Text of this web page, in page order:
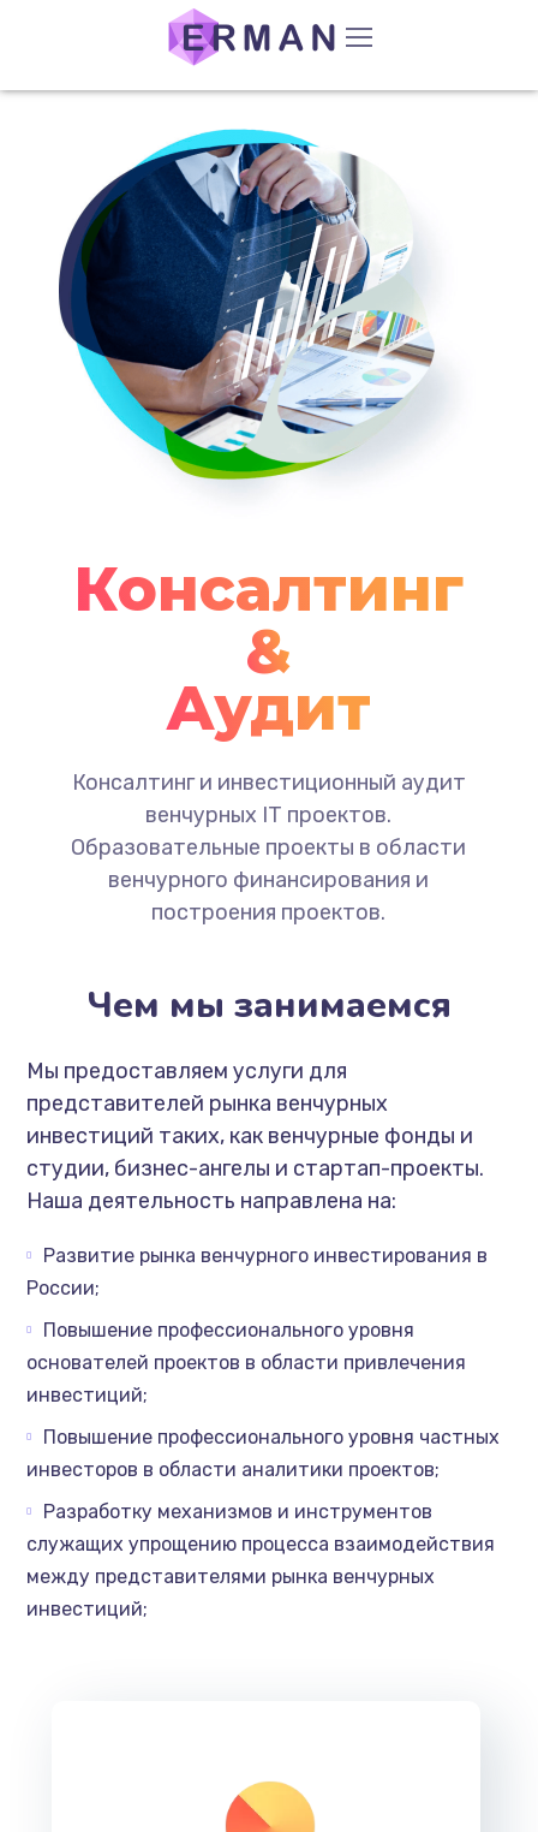
Консалтинг
&
Аудит
Консалтинг и инвестиционный аудит
венчурных IT проектов.
Образовательные проекты в области
венчурного финансирования и
построения проектов.
Чем мы занимаемся
Мы предоставляем услуги для
представителей рынка венчурных
инвестиций таких, как венчурные фонды и
студии, бизнес-ангелы и стартап-проекты.
Наша деятельность направлена на:
Развитие рынка венчурного инвестирования в
России;
Повышение профессионального уровня
основателей проектов в области привлечения
инвестиций;
Повышение профессионального уровня частных
инвесторов в области аналитики проектов;
Разработку механизмов и инструментов
служащих упрощению процесса взаимодействия
между представителями рынка венчурных
инвестиций;